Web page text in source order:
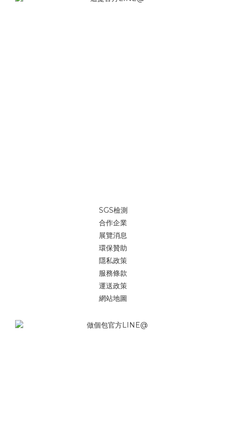
SGS檢測
合作企業
展覽消息
環保贊助
隱私政策
服務條款
運送政策
網站地圖